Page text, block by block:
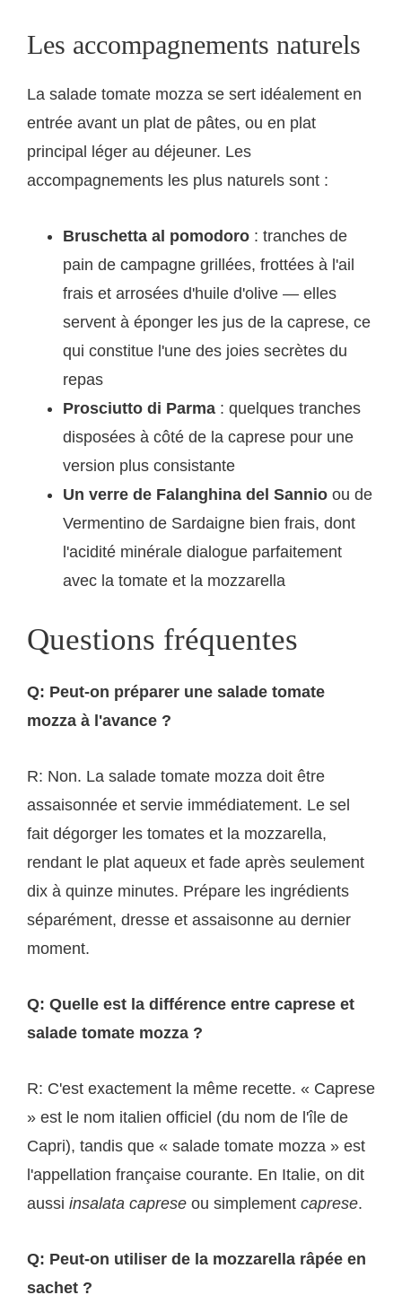
Les accompagnements naturels
La salade tomate mozza se sert idéalement en
entrée avant un plat de pâtes, ou en plat
principal léger au déjeuner. Les
accompagnements les plus naturels sont :
Bruschetta al pomodoro : tranches de
pain de campagne grillées, frottées à l'ail
frais et arrosées d'huile d'olive — elles
servent à éponger les jus de la caprese, ce
qui constitue l'une des joies secrètes du
repas
Prosciutto di Parma : quelques tranches
disposées à côté de la caprese pour une
version plus consistante
Un verre de Falanghina del Sannio ou de
Vermentino de Sardaigne bien frais, dont
l'acidité minérale dialogue parfaitement
avec la tomate et la mozzarella
Questions fréquentes
Q: Peut-on préparer une salade tomate
mozza à l'avance ?
R: Non. La salade tomate mozza doit être
assaisonnée et servie immédiatement. Le sel
fait dégorger les tomates et la mozzarella,
rendant le plat aqueux et fade après seulement
dix à quinze minutes. Prépare les ingrédients
séparément, dresse et assaisonne au dernier
moment.
Q: Quelle est la différence entre caprese et
salade tomate mozza ?
R: C'est exactement la même recette. « Caprese
» est le nom italien officiel (du nom de l'île de
Capri), tandis que « salade tomate mozza » est
l'appellation française courante. En Italie, on dit
aussi insalata caprese ou simplement caprese.
Q: Peut-on utiliser de la mozzarella râpée en
sachet ?